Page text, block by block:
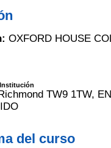
OXFORD HOUSE
TW9 1TW,
del curso